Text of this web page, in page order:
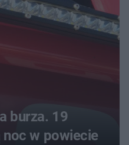
auta
burza. 19
w powiecie